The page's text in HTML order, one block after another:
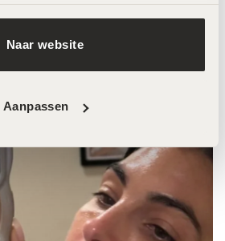
Naar website
Aanpassen
de behandelingen bij